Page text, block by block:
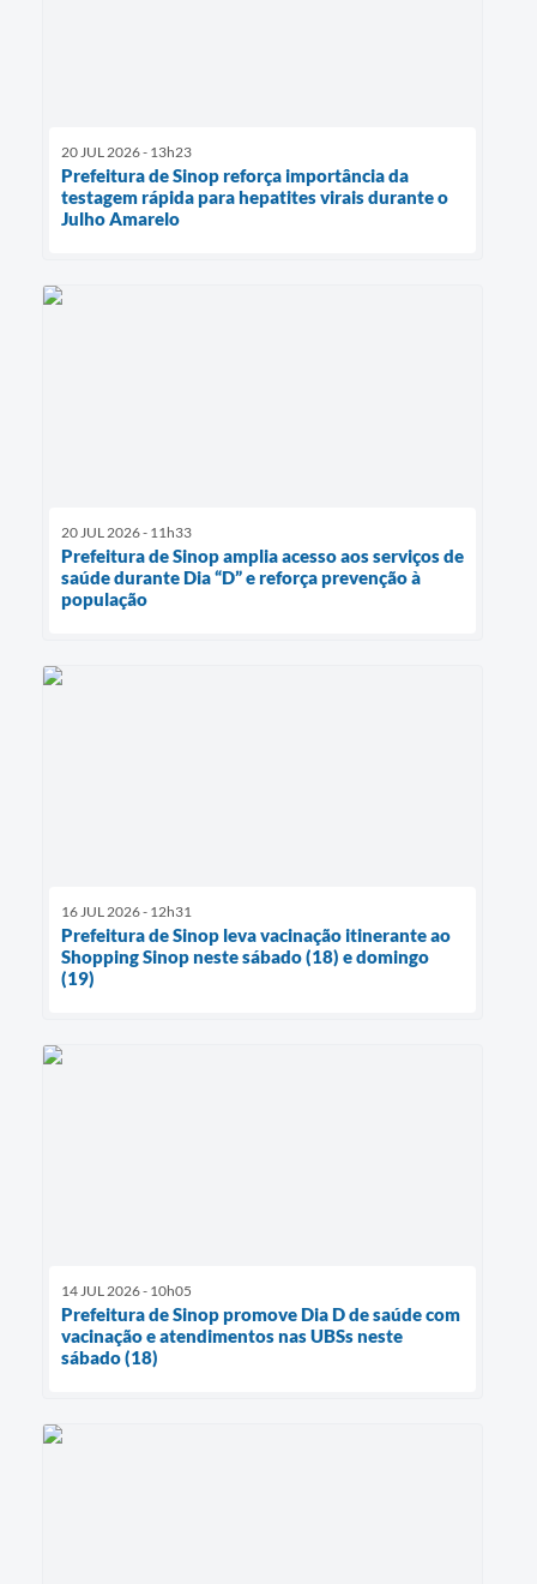
20 JUL 2026 - 13h23
Prefeitura de Sinop reforça importância da
testagem rápida para hepatites virais durante o
Julho Amarelo
20 JUL 2026 - 11h33
Prefeitura de Sinop amplia acesso aos serviços de
saúde durante Dia “D” e reforça prevenção à
população
16 JUL 2026 - 12h31
Prefeitura de Sinop leva vacinação itinerante ao
Shopping Sinop neste sábado (18) e domingo
(19)
14 JUL 2026 - 10h05
Prefeitura de Sinop promove Dia D de saúde com
vacinação e atendimentos nas UBSs neste
sábado (18)